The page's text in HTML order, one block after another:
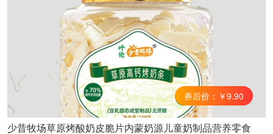
券后价：￥9.90
少昔牧场草原烤酸奶皮脆片内蒙奶源儿童奶制品营养零食